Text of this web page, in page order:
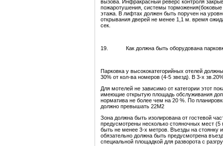
вызова. Инфракрасный реверс контроля
пожаротушения, системы
этажа. В лифтах должен быть поручен на
открывания дверей не менее 1,1 м. время
сек.
19. Как должна быть оборудована
Парковка у высококатегорийных отелей
30% от кол-ва номеров (4-5 звезд). В 3-х
Для мотелей не зависимо от категории этот
имеющие открытую площадь обслуживания
норматива не более чем на 20 %. По
должно превышать 22М2
Зона должна быть изолирована от гостевой
предусмотрены несколько стояночных мест
быть не менее 3-х метров. Въезды на стоянку
обязательно должна быть предусмотрена
специальной площадкой для разворота с